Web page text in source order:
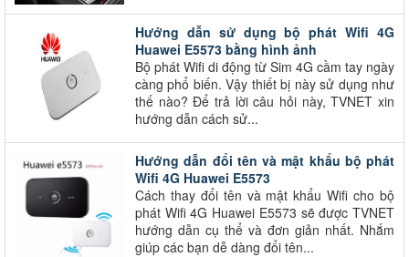
Hướng dẫn sử dụng bộ phát Wifi 4G
Huawei E5573 bằng hình ảnh
Bộ phát Wifi di động từ Sim 4G cầm tay ngày
càng phổ biến. Vậy thiết bị này sử dụng như
thế nào? Để trả lời câu hỏi này, TVNET xin
hướng dẫn cách sử...
Hướng dẫn đổi tên và mật khẩu bộ phát
Wifi 4G Huawei E5573
Cách thay đổi tên và mật khẩu Wifi cho bộ
phát Wifi 4G Huawei E5573 sẽ được TVNET
hướng dẫn cụ thể và đơn giản nhất. Nhắm
giúp các bạn dễ dàng đổi tên...